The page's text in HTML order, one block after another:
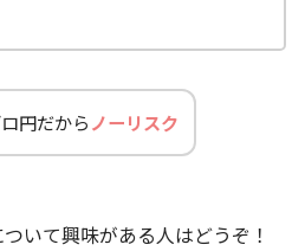
円だからノーリスク
いて興味がある人はどうぞ！